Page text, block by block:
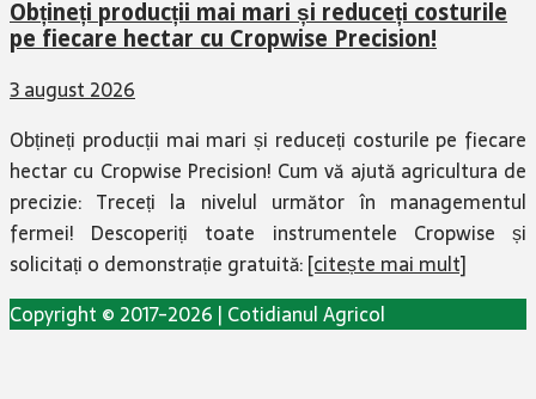
Obțineți producții mai mari și reduceți costurile
pe fiecare hectar cu Cropwise Precision!
3 august 2026
Obțineți producții mai mari și reduceți costurile pe fiecare
hectar cu Cropwise Precision! Cum vă ajută agricultura de
precizie: Treceți la nivelul următor în managementul
fermei! Descoperiți toate instrumentele Cropwise și
solicitați o demonstrație gratuită:[citește mai mult]
Copyright © 2017-2026 | Cotidianul Agricol